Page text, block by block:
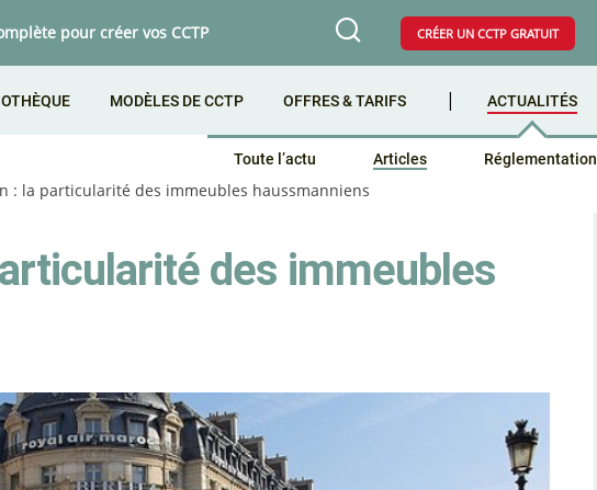
pour créer vos CCTP CRÉER UN CCTP GRATUIT
MODÈLES DE CCTP OFFRES & TARIFS ACTUALITÉS
Toute l’actu Articles Réglementation
: la particularité des immeubles haussmanniens
des immeubles